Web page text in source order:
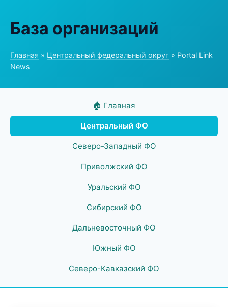
База организаций
Главная » Центральный федеральный округ » Portal Link
News
🏠 Главная
Центральный ФО
Северо-Западный ФО
Приволжский ФО
Уральский ФО
Сибирский ФО
Дальневосточный ФО
Южный ФО
Северо-Кавказский ФО